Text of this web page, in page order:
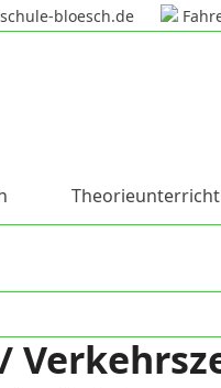
bloesch.de
Theorieunterricht